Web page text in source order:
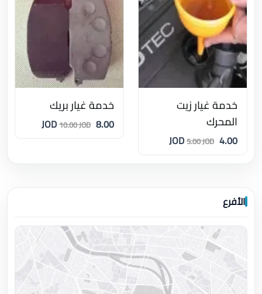
خدمة غيار زيت
المحرك
4.00 JOD
5.00 JOD
خدمة غيار بريك
8.00 JOD
10.00 JOD
الأفرع